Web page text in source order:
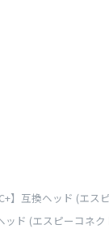
】互換ヘッド (エ
ッド (エスピーコ